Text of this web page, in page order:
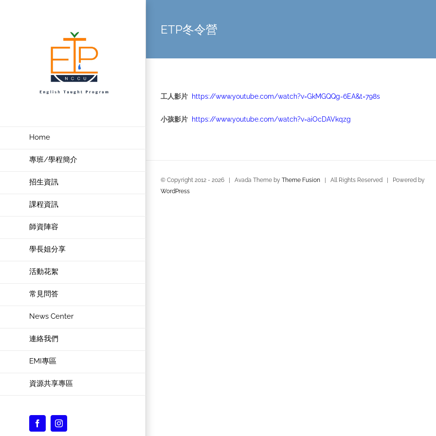
Home
專班/學程簡介
招生資訊
課程資訊
師資陣容
學長姐分享
活動花絮
常見問答
News Center
連絡我們
EMI專區
資源共享專區
FacebookInstagram
ETP冬令營
工人影片 https://www.youtube.com/watch?v=GkMGQQg-6EA&t=798s
小孩影片 https://www.youtube.com/watch?v=aiOcDAVkqzg
© Copyright 2012 - 2026 | Avada Theme by Theme Fusion | All Rights Reserved | Powered by
WordPress